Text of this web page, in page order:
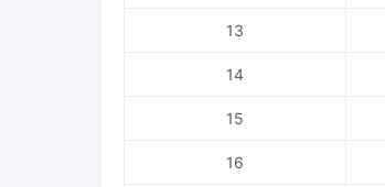
13
14
15
16